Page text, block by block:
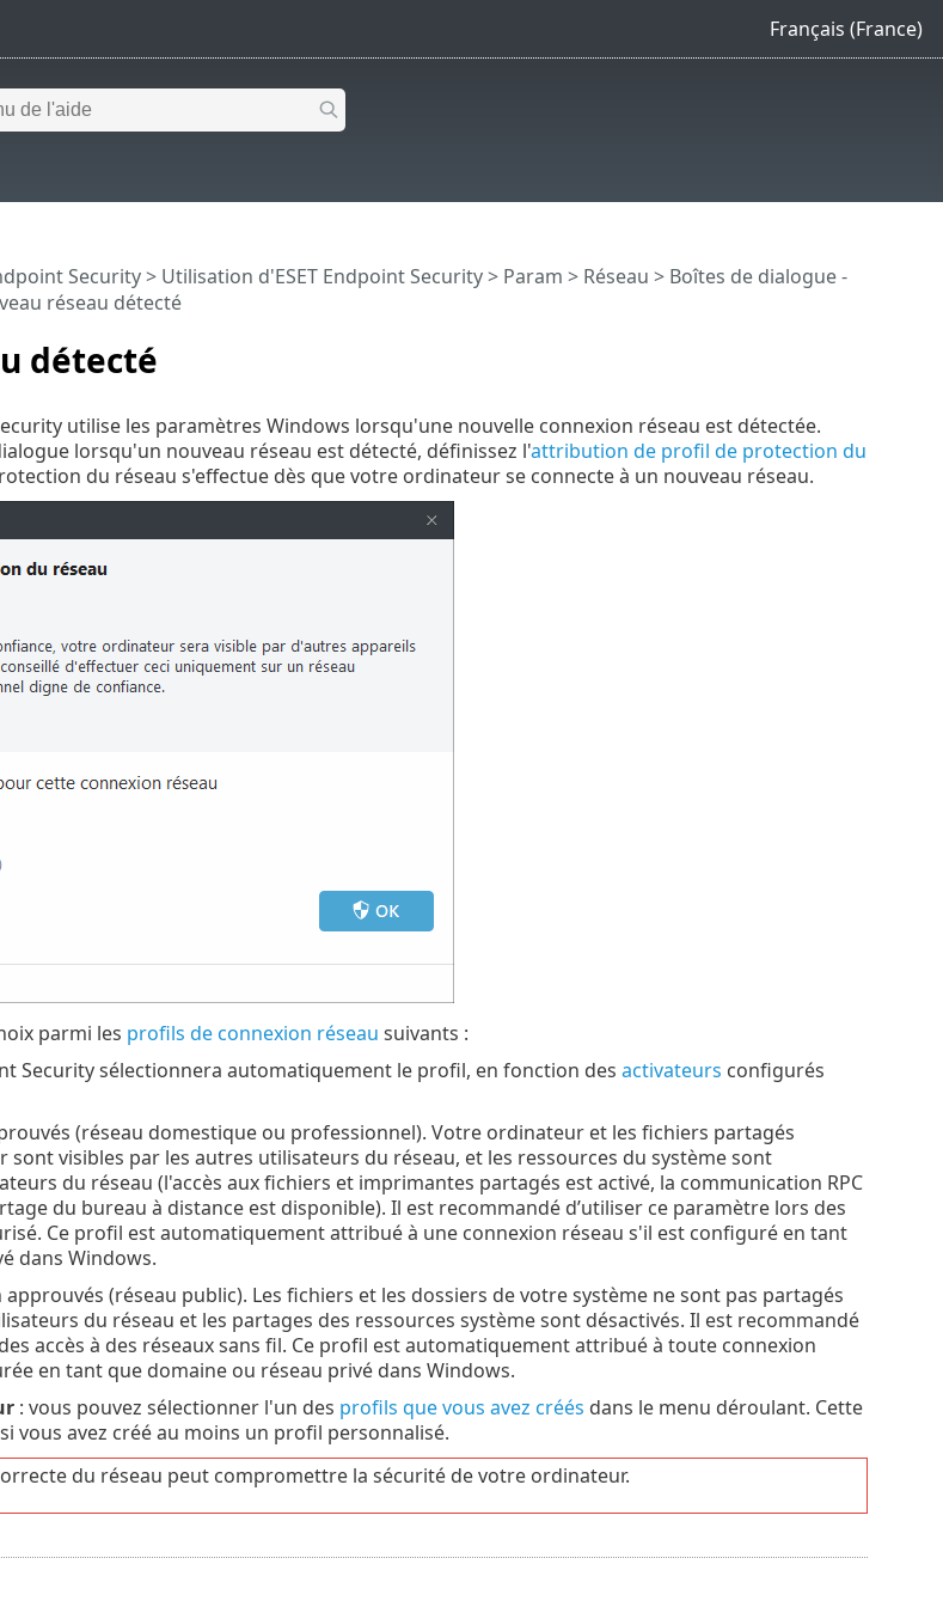
Français (France)
détecté
Security> Utilisation d'ESET Endpoint Security> Param > Réseau > Boîtes de dialogue -
réseau détecté
utilise les paramètres Windows lorsqu'une nouvelle connexion réseau est détectée.
lorsqu'un nouveau réseau est détecté, définissez l'attribution de profil de protection du
du réseau s'effectue dès que votre ordinateur se connecte à un nouveau réseau.
parmi les profils de connexion réseau suivants :
Security sélectionnera automatiquement le profil, en fonction des activateurs configurés
(réseau domestique ou professionnel). Votre ordinateur et les fichiers partagés
visibles par les autres utilisateurs du réseau, et les ressources du système sont
du réseau (l'accès aux fichiers et imprimantes partagés est activé, la communication RPC
du bureau à distance est disponible). Il est recommandé d’utiliser ce paramètre lors des
Ce profil est automatiquement attribué à une connexion réseau s'il est configuré en tant
dans Windows.
(réseau public). Les fichiers et les dossiers de votre système ne sont pas partagés
du réseau et les partages des ressources système sont désactivés. Il est recommandé
accès à des réseaux sans fil. Ce profil est automatiquement attribué à toute connexion
en tant que domaine ou réseau privé dans Windows.
: vous pouvez sélectionner l'un des profils que vous avez créés dans le menu déroulant. Cette
vous avez créé au moins un profil personnalisé.
du réseau peut compromettre la sécurité de votre ordinateur.